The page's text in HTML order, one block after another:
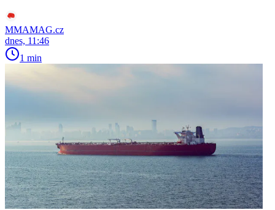
MMAMAG.cz
dnes, 11:46
1 min